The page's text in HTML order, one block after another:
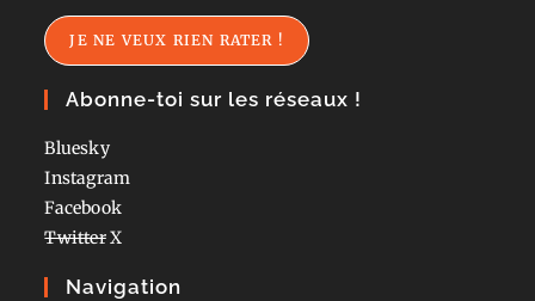
mail
JE NE VEUX RIEN RATER !
Abonne-toi sur les réseaux !
Bluesky
Instagram
Facebook
TwitterX
Navigation